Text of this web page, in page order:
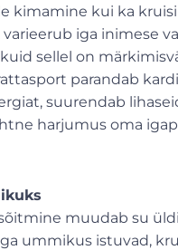
kimamine kui ka
iga inimese
sellel on
parandab
suurendab
harjumus oma
muudab su
ummikus istuvad,